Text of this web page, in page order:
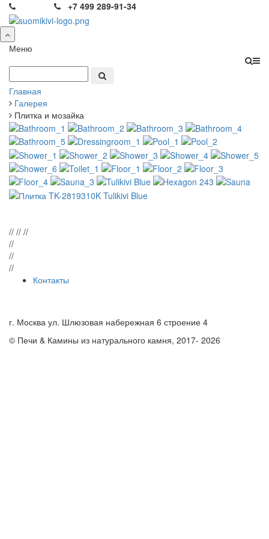
+7 499 289-91-34
Меню
Главная
Галерея
Плитка и мозайка
// // //
//
//
//
Контакты
г. Москва ул. Шлюзовая набережная 6 строение 4
© Печи & Камины из натурального камня, 2017- 2026